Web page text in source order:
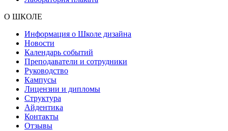
О ШКОЛЕ
Информация о Школе дизайна
Новости
Календарь событий
Преподаватели и сотрудники
Руководство
Кампусы
Лицензии и дипломы
Структура
Айдентика
Контакты
Отзывы